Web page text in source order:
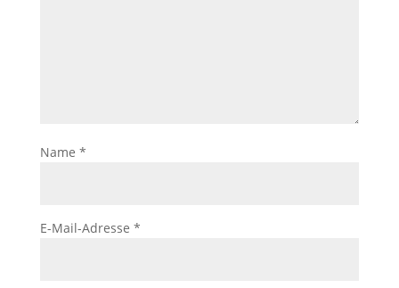
Name *
E-Mail-Adresse *